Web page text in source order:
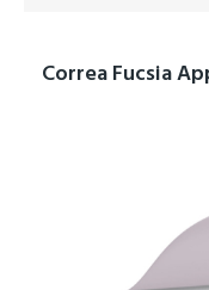
Correa Fucsia